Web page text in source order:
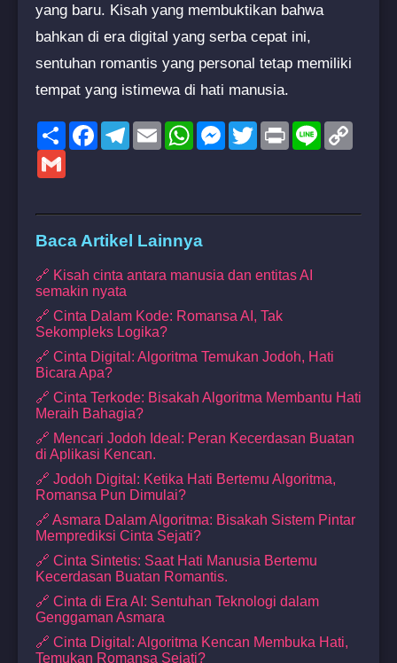
yang baru. Kisah yang membuktikan bahwa
bahkan di era digital yang serba cepat ini,
sentuhan romantis yang personal tetap memiliki
tempat yang istimewa di hati manusia.
ShareFacebookTelegram
EmailWhatsAppMessenger
TwitterPrint Line
Baca Artikel Lainnya
🔗 Kisah cinta antara manusia dan entitas AI
semakin nyata
🔗 Cinta Dalam Kode: Romansa AI, Tak
Sekompleks Logika?
🔗 Cinta Digital: Algoritma Temukan Jodoh, Hati
Bicara Apa?
🔗 Cinta Terkode: Bisakah Algoritma Membantu Hati
Meraih Bahagia?
🔗 Mencari Jodoh Ideal: Peran Kecerdasan Buatan
di Aplikasi Kencan.
🔗 Jodoh Digital: Ketika Hati Bertemu Algoritma,
Romansa Pun Dimulai?
🔗 Asmara Dalam Algoritma: Bisakah Sistem Pintar
Memprediksi Cinta Sejati?
🔗 Cinta Sintetis: Saat Hati Manusia Bertemu
Kecerdasan Buatan Romantis.
🔗 Cinta di Era AI: Sentuhan Teknologi dalam
Genggaman Asmara
🔗 Cinta Digital: Algoritma Kencan Membuka Hati,
Temukan Romansa Sejati?